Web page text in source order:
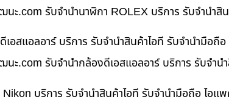
นะ.com รับจำนำนาฬิกา ROLEX บริการ รับจำนำ
เอสแอลอาร์ บริการ รับจำนำสินค้าไอที รับจำนำมือ
นะ.com รับจำนำกล้องดีเอสแอลอาร์ บริการ รับจำ
บริการ รับจำนำสินค้าไอที รับจำนำมือถือ ไอแ